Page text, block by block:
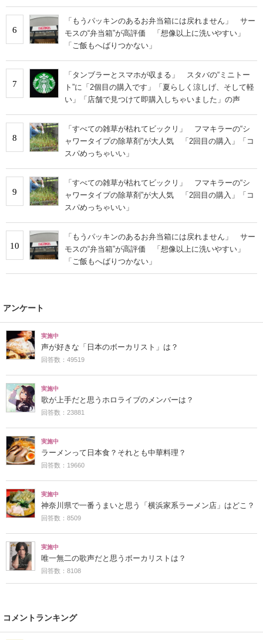
6
「もうパッキンのあるお弁当箱には戻れません」 サー
モスの“弁当箱”が高評価 「想像以上に洗いやすい」
「ご飯もへばりつかない」
7
「タンブラーとスマホが収まる」 スタバの“ミニトー
ト”に「2個目の購入です」「夏らしく涼しげ、そして軽
い」「店舗で見つけて即購入しちゃいました」の声
8
「すべての雑草が枯れてビックリ」 フマキラーの“シ
ャワータイプの除草剤”が大人気 「2回目の購入」「コ
スパめっちゃいい」
9
「すべての雑草が枯れてビックリ」 フマキラーの“シ
ャワータイプの除草剤”が大人気 「2回目の購入」「コ
スパめっちゃいい」
10
「もうパッキンのあるお弁当箱には戻れません」 サー
モスの“弁当箱”が高評価 「想像以上に洗いやすい」
「ご飯もへばりつかない」
アンケート
実施中
声が好きな「日本のボーカリスト」は？
回答数：49519
実施中
歌が上手だと思うホロライブのメンバーは？
回答数：23881
実施中
ラーメンって日本食？それとも中華料理？
回答数：19660
実施中
神奈川県で一番うまいと思う「横浜家系ラーメン店」はどこ？
回答数：8509
実施中
唯一無二の歌声だと思うボーカリストは？
回答数：8108
コメントランキング